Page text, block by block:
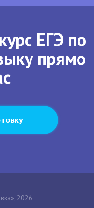
ЕГЭ по
прямо
2026